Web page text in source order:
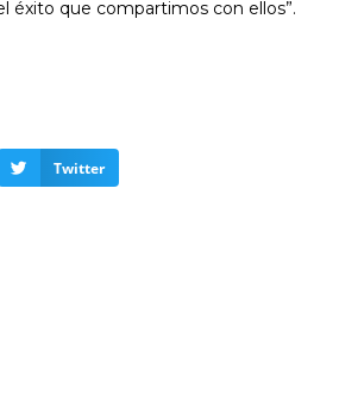
éxito que compartimos con ellos”.
Twitter